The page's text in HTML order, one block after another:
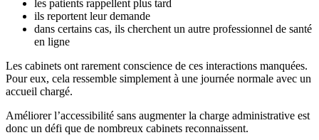
les patients rappellent plus tard
ils reportent leur demande
dans certains cas, ils cherchent un autre professionnel de santé
en ligne
Les cabinets ont rarement conscience de ces interactions manquées.
Pour eux, cela ressemble simplement à une journée normale avec un
accueil chargé.
Améliorer l’accessibilité sans augmenter la charge administrative est
donc un défi que de nombreux cabinets reconnaissent.